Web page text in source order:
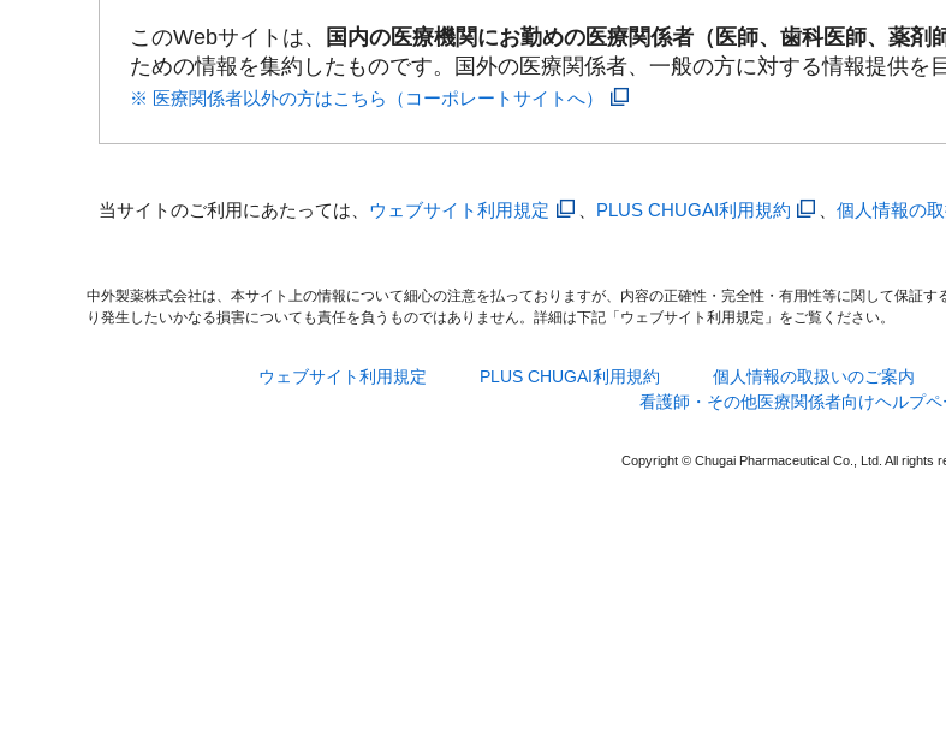
このWebサイトは、 国内の医療機関にお勤めの医療関係者（医師、歯科医師、薬剤
ための情報を集約したものです。国外の医療関係者、一般の方に対する情報提供を
※ 医療関係者以外の方はこちら（コーポレートサイトへ）
当サイトのご利用にあたっては、 ウェブサイト利用規定 PLUS CHUGAI利用規約 、個人情報の
中外製薬株式会社は、本サイト上の情報について細心の注意を払っておりますが、内容の正確性・完全性・有用性等に関して保証
り発生したいかなる損害についても責任を負うものではありません。詳細は下記「ウェブサイト利用規定」をご覧ください。
ウェブサイト利用規定 PLUS CHUGAI利用規約 個人情報の取扱いのご案内
看護師・その他医療関係者向けヘルプペ
Copyright © Chugai Pharmaceutical Co., Ltd. All rights